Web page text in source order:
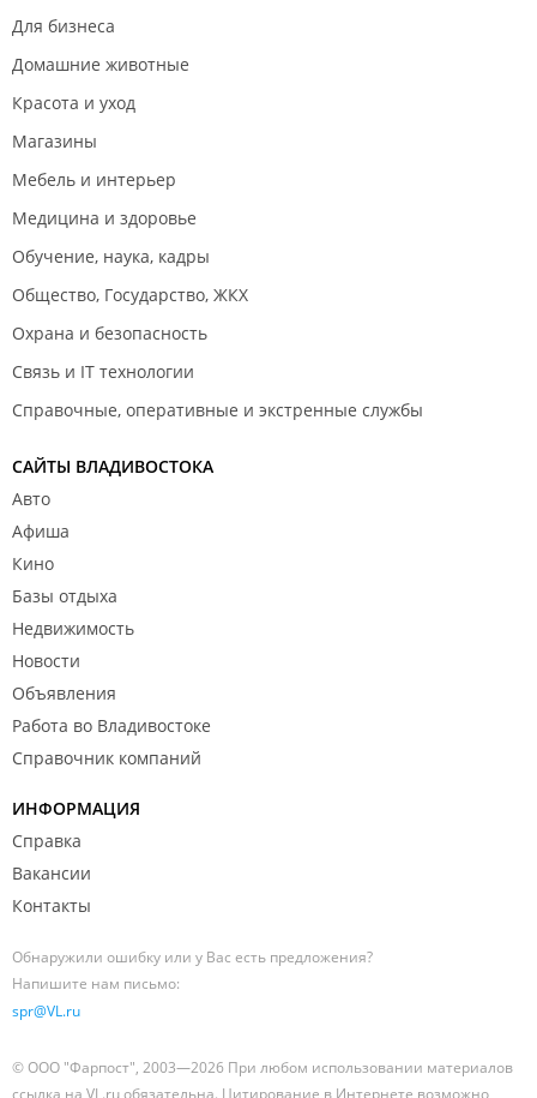
Для бизнеса
Домашние животные
Красота и уход
Магазины
Мебель и интерьер
Медицина и здоровье
Обучение, наука, кадры
Общество, Государство, ЖКХ
Охрана и безопасность
Связь и IT технологии
Справочные, оперативные и экстренные службы
САЙТЫ ВЛАДИВОСТОКА
Авто
Афиша
Кино
Базы отдыха
Недвижимость
Новости
Объявления
Работа во Владивостоке
Справочник компаний
ИНФОРМАЦИЯ
Справка
Вакансии
Контакты
Обнаружили ошибку или у Вас есть предложения?
Напишите нам письмо:
spr@VL.ru
© ООО "Фарпост", 2003—2026 При любом использовании материалов
ссылка на VL.ru обязательна. Цитирование в Интернете возможно